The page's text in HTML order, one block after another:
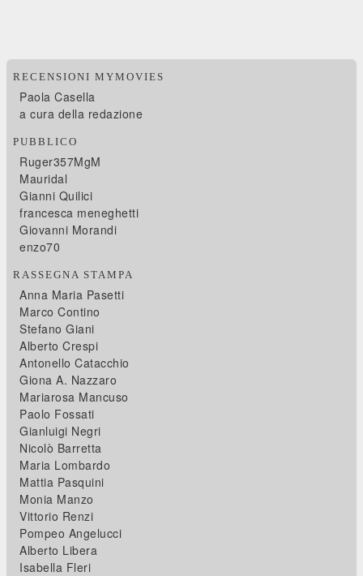
RECENSIONI MYMOVIES
Paola Casella
a cura della redazione
PUBBLICO
Ruger357MgM
Mauridal
Gianni Quilici
francesca meneghetti
Giovanni Morandi
enzo70
RASSEGNA STAMPA
Anna Maria Pasetti
Marco Contino
Stefano Giani
Alberto Crespi
Antonello Catacchio
Giona A. Nazzaro
Mariarosa Mancuso
Paolo Fossati
Gianluigi Negri
Nicolò Barretta
Maria Lombardo
Mattia Pasquini
Monia Manzo
Vittorio Renzi
Pompeo Angelucci
Alberto Libera
Isabella Fleri